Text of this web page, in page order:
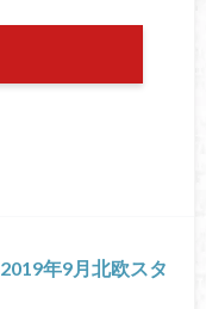
2019年9月北欧スタ